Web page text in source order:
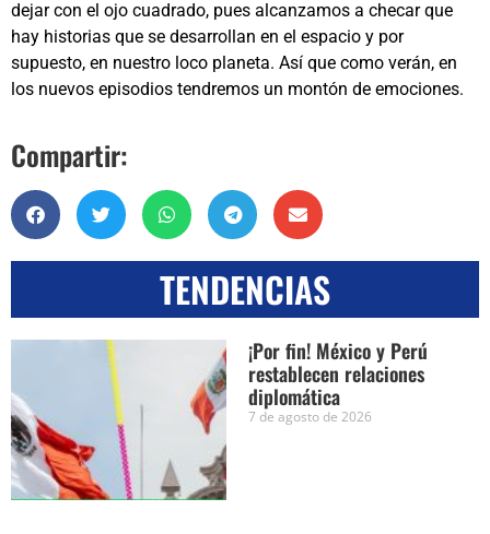
dejar con el ojo cuadrado, pues alcanzamos a checar que
hay historias que se desarrollan en el espacio y por
supuesto, en nuestro loco planeta. Así que como verán, en
los nuevos episodios tendremos un montón de emociones.
Compartir:
TENDENCIAS
¡Por fin! México y Perú
restablecen relaciones
diplomática
7 de agosto de 2026